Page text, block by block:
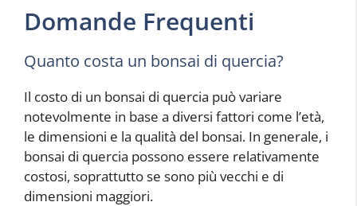
Domande Frequenti
Quanto costa un bonsai di quercia?
Il costo di un bonsai di quercia può variare
notevolmente in base a diversi fattori come l’età,
le dimensioni e la qualità del bonsai. In generale, i
bonsai di quercia possono essere relativamente
costosi, soprattutto se sono più vecchi e di
dimensioni maggiori.